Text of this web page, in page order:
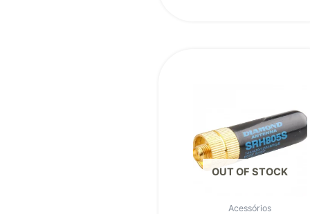
OUT OF STOCK
Acessórios